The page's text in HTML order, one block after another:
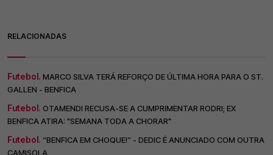
RELACIONADAS
Futebol. MARCO SILVA TERÁ REFORÇO DE ÚLTIMA HORA PARA O ST.
GALLEN - BENFICA
Futebol. OTAMENDI RECUSA-SE A CUMPRIMENTAR RODRI; EX
BENFICA ATIRA: "SEMANA TODA A CHORAR"
Futebol. “BENFICA EM CHOQUE!” - DEDIC É ANUNCIADO COM OUTRA
CAMISOLA